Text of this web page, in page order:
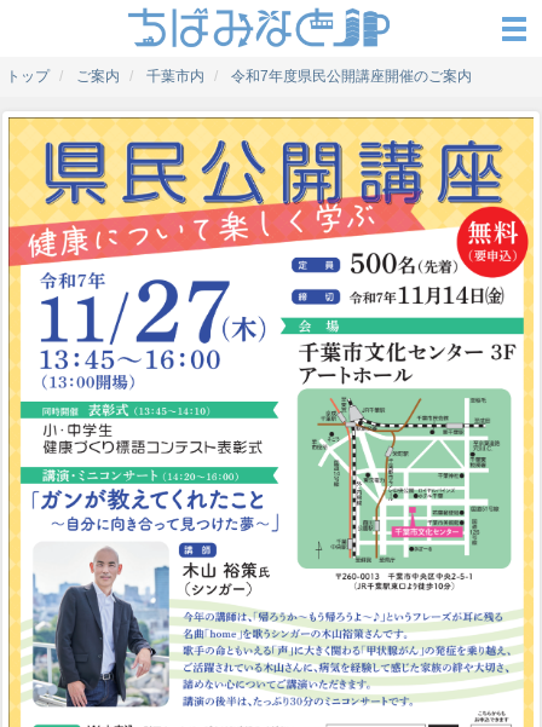
トップ ご案内 千葉市内 令和7年度県民公開講座開催のご案内